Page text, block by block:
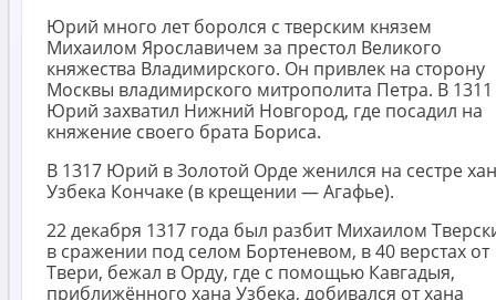
Юрий много лет боролся с тверским князем
Михаилом Ярославичем за престол Великого
княжества Владимирского. Он привлек на сторону
Москвы владимирского митрополита Петра. В 1311
Юрий захватил Нижний Новгород, где посадил на
княжение своего брата Бориса.
В 1317 Юрий в Золотой Орде женился на сестре
Узбека Кончаке (в крещении — Агафье).
22 декабря 1317 года был разбит Михаилом
в сражении под селом Бортеневом, в 40 верстах от
Твери, бежал в Орду, где с помощью Кавгадыя,
приближённого хана Узбека, добивался от хана